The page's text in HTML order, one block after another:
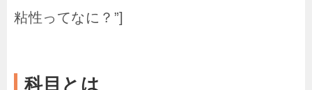
粘性ってなに？”]
科目とは